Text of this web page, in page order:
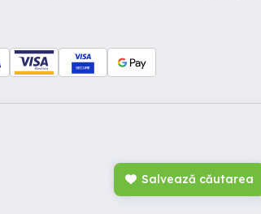
Salvează căutarea